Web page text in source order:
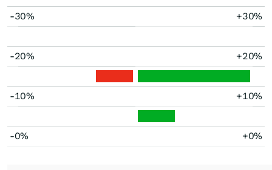
-30% +30%
-20% +20%
-10% +10%
-0% +0%